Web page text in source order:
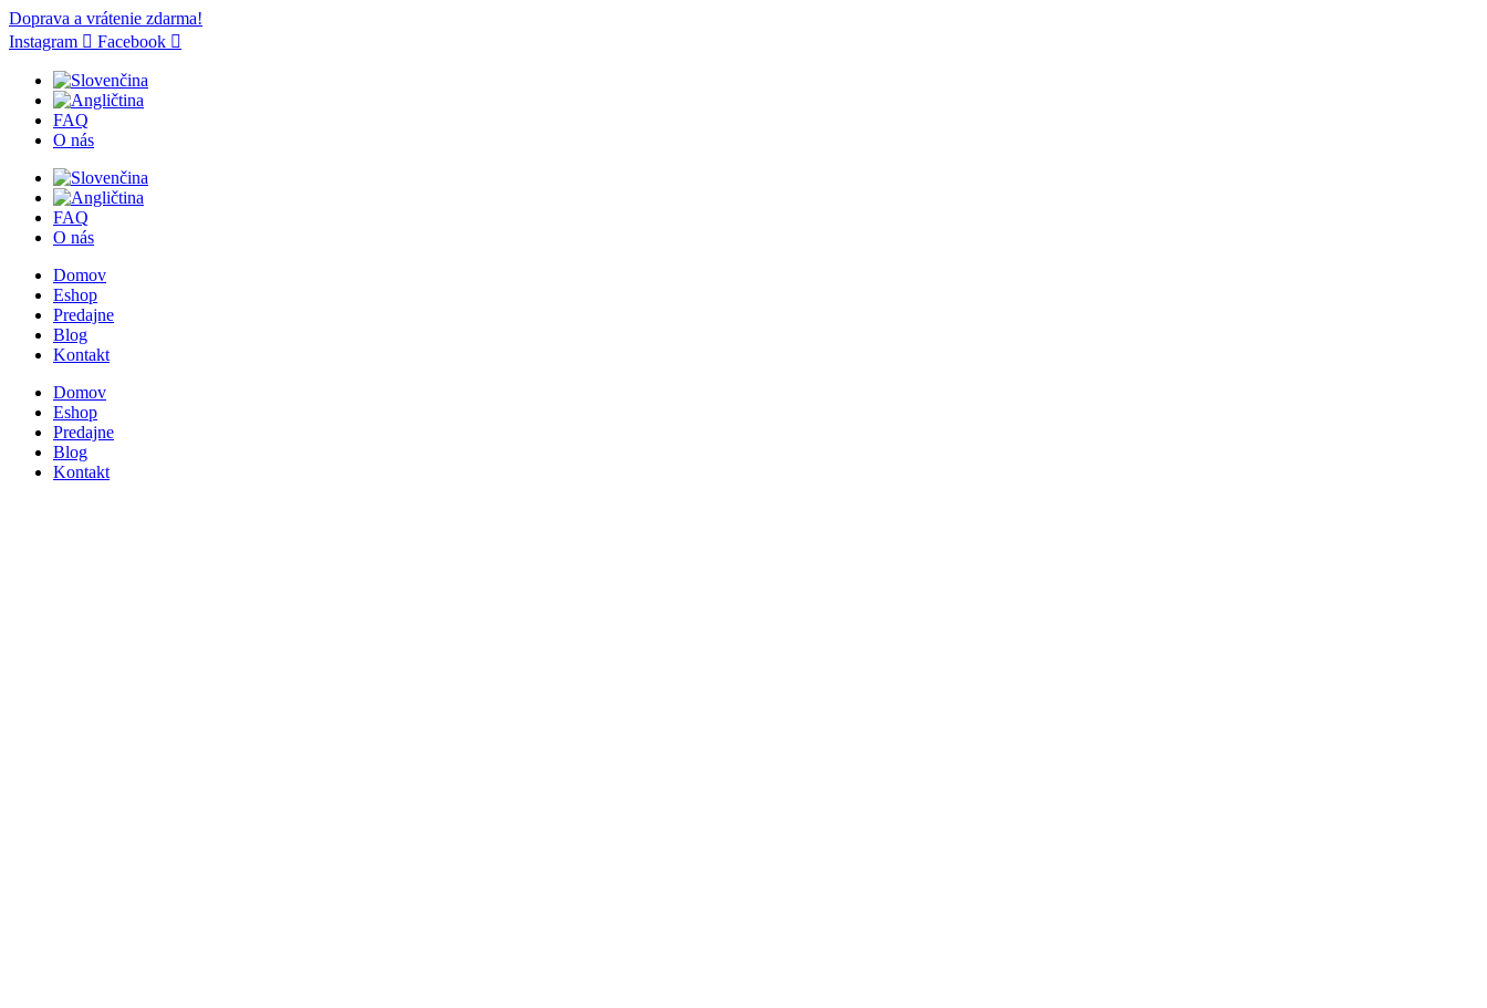
Doprava a vrátenie zdarma!
Instagram
Facebook
FAQ
O nás
FAQ
O nás
Domov
Eshop
Predajne
Blog
Kontakt
Domov
Eshop
Predajne
Blog
Kontakt